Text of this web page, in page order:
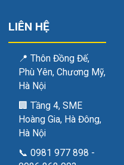
LIÊN HỆ
📍 Thôn Đồng Đế,
Phù Yên, Chương Mỹ,
Hà Nội
🏢 Tầng 4, SME
Hoàng Gia, Hà Đông,
Hà Nội
📞 0981 977 898 -